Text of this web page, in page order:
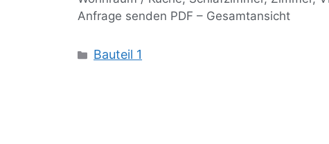
Anfrage senden PDF – Gesamtansicht
Bauteil 1